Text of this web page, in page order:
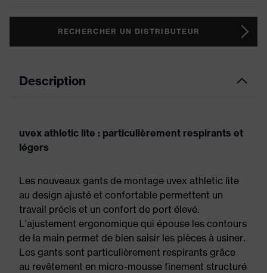
RECHERCHER UN DISTRIBUTEUR
Description
uvex athletic lite : particulièrement respirants et
légers
Les nouveaux gants de montage uvex athletic lite
au design ajusté et confortable permettent un
travail précis et un confort de port élevé.
L'ajustement ergonomique qui épouse les contours
de la main permet de bien saisir les pièces à usiner.
Les gants sont particulièrement respirants grâce
au revêtement en micro-mousse finement structuré